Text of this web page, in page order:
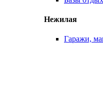
Нежилая
Гаражи,